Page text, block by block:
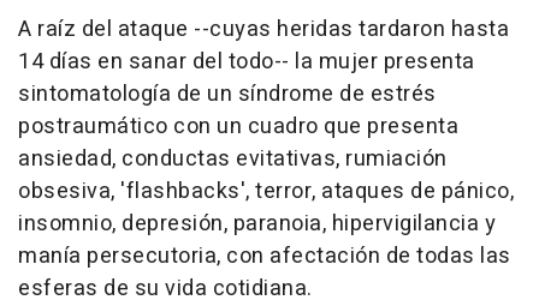
A raíz del ataque --cuyas heridas tardaron hasta
14 días en sanar del todo-- la mujer presenta
sintomatología de un síndrome de estrés
postraumático con un cuadro que presenta
ansiedad, conductas evitativas, rumiación
obsesiva, 'flashbacks', terror, ataques de pánico,
insomnio, depresión, paranoia, hipervigilancia y
manía persecutoria, con afectación de todas las
esferas de su vida cotidiana.